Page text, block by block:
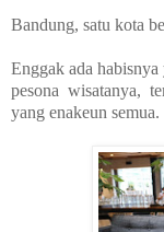
Bandung, satu kota
Enggak ada
pesona wisatanya,
yang enakeun semua.